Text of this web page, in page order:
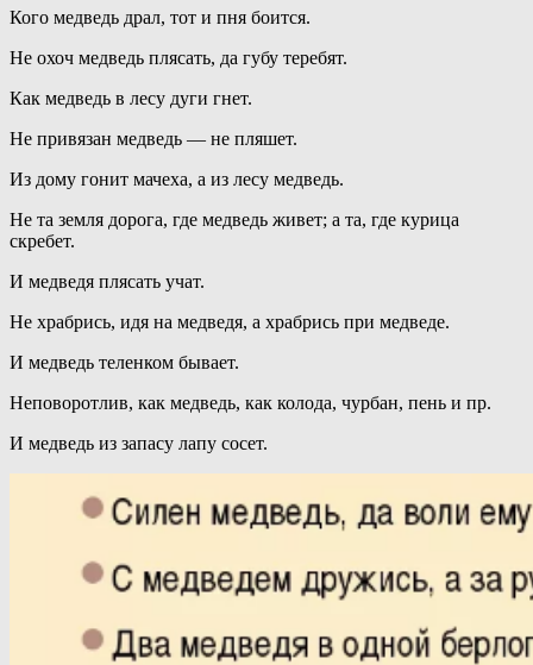
Кого медведь драл, тот и пня боится.
Не охоч медведь плясать, да губу теребят.
Как медведь в лесу дуги гнет.
Не привязан медведь — не пляшет.
Из дому гонит мачеха, а из лесу медведь.
Не та земля дорога, где медведь живет; а та, где курица
скребет.
И медведя плясать учат.
Не храбрись, идя на медведя, а храбрись при медведе.
И медведь теленком бывает.
Неповоротлив, как медведь, как колода, чурбан, пень и пр.
И медведь из запасу лапу сосет.